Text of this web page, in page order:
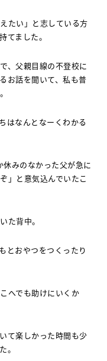
たい」と志している方
てました。
、父親目線の不登校に
お話を聞いて、私も普
はなんとなーくわかる
休みのなかった父が急に
」と意気込んでいたこ
た背中。
とおやつをつくったり
へでも助けにいくか
て楽しかった時間も少
。